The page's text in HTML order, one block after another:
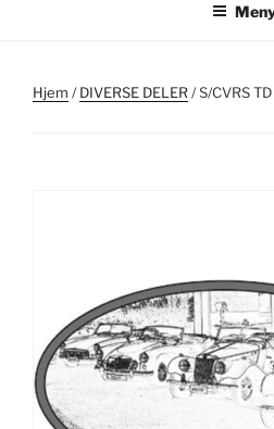
Hjem /DIVERSE DELER/ S/CVRS